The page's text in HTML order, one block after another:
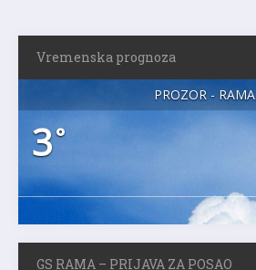
Vremenska prognoza
PROZOR - RAMA
3°
GS RAMA – PRIJAVA ZA POSAO